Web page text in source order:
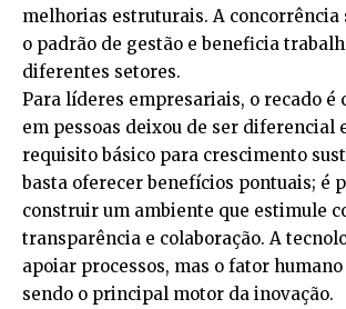
melhorias estruturais. A concorrência
o padrão de gestão e beneficia
diferentes setores.
Para líderes empresariais, o recado é
em pessoas deixou de ser diferencial
requisito básico para crescimento
basta oferecer benefícios pontuais; é
construir um ambiente que estimule
transparência e colaboração. A
apoiar processos, mas o fator
sendo o principal motor da inovação.